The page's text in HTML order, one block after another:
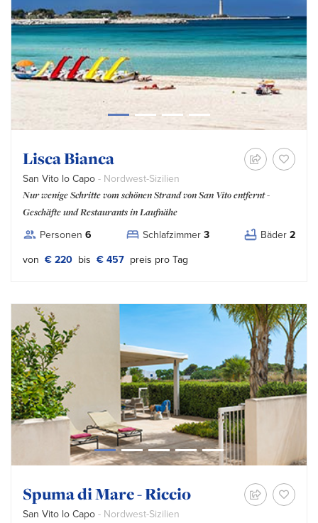
Lisca Bianca
San Vito lo Capo - Nordwest-Sizilien
Nur wenige Schritte vom schönen Strand von San Vito entfernt -
Geschäfte und Restaurants in Laufnähe
Personen 6 Schlafzimmer 3 Bäder 2
von € 220 bis € 457 preis pro Tag
Spuma di Mare - Riccio
San Vito lo Capo - Nordwest-Sizilien